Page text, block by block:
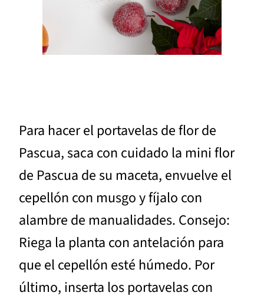
Para hacer el portavelas de flor de
Pascua, saca con cuidado la mini flor
de Pascua de su maceta, envuelve el
cepellón con musgo y fíjalo con
alambre de manualidades. Consejo:
Riega la planta con antelación para
que el cepellón esté húmedo. Por
último, inserta los portavelas con